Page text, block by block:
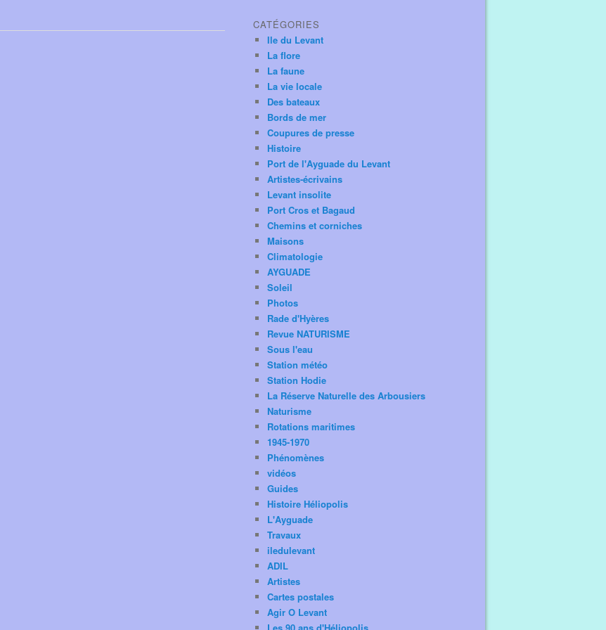
CATÉGORIES
Ile du Levant
La flore
La faune
La vie locale
Des bateaux
Bords de mer
Coupures de presse
Histoire
Port de l'Ayguade du Levant
Artistes-écrivains
Levant insolite
Port Cros et Bagaud
Chemins et corniches
Maisons
Climatologie
AYGUADE
Soleil
Photos
Rade d'Hyères
Revue NATURISME
Sous l'eau
Station météo
Station Hodie
La Réserve Naturelle des Arbousiers
Naturisme
Rotations maritimes
1945-1970
Phénomènes
vidéos
Guides
Histoire Héliopolis
L'Ayguade
Travaux
iledulevant
ADIL
Artistes
Cartes postales
Agir O Levant